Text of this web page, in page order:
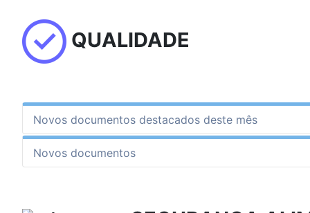
QUALIDADE
Novos documentos destacados deste mês
Novos documentos